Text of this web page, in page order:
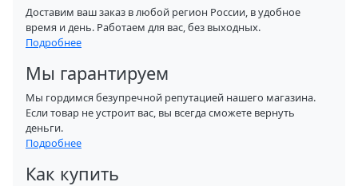
Доставим ваш заказ в любой регион России, в удобное
время и день. Работаем для вас, без выходных.
Подробнее
Мы гарантируем
Мы гордимся безупречной репутацией нашего магазина.
Если товар не устроит вас, вы всегда сможете вернуть
деньги.
Подробнее
Как купить